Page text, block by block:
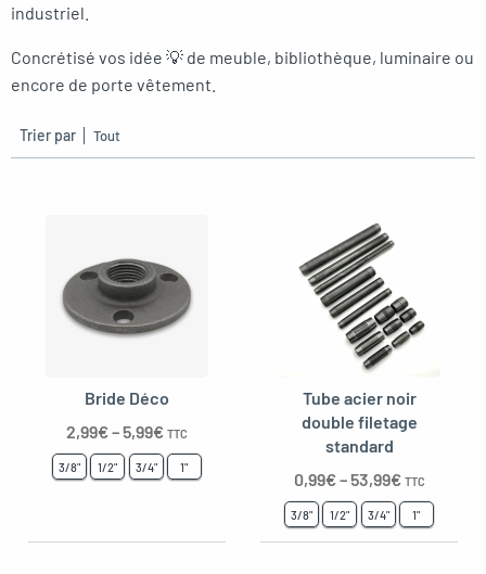
industriel.
Concrétisé vos idée 💡 de meuble, bibliothèque, luminaire ou
encore de porte vêtement.
Trier par
Bride Déco
2,99€–5,99€ TTC
3/8" 1/2" 3/4" 1"
Tube acier noir
double filetage
standard
0,99€–53,99€ TTC
3/8" 1/2" 3/4" 1"
menu
menu